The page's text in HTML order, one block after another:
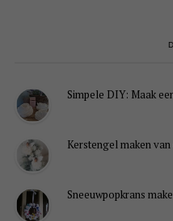
Simpele DIY: Maak
Kerstengel maken
Sneeuwpopkrans